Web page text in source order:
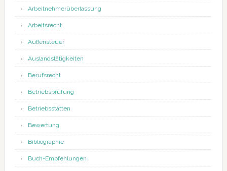
Arbeitnehmerüberlassung
Arbeitsrecht
Außensteuer
Auslandstätigkeiten
Berufsrecht
Betriebsprüfung
Betriebsstätten
Bewertung
Bibliographie
Buch-Empfehlungen